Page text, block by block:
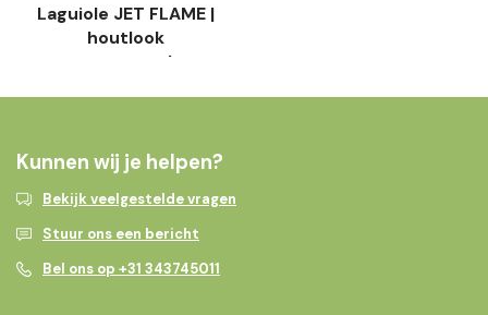
Laguiole JET FLAME |
houtlook
stormaansteker
Kunnen wij je helpen?
Bekijk veelgestelde vragen
Stuur ons een bericht
Bel ons op +31 343745011